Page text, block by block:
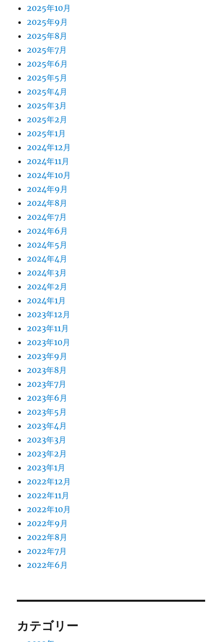
2025年10月
2025年9月
2025年8月
2025年7月
2025年6月
2025年5月
2025年4月
2025年3月
2025年2月
2025年1月
2024年12月
2024年11月
2024年10月
2024年9月
2024年8月
2024年7月
2024年6月
2024年5月
2024年4月
2024年3月
2024年2月
2024年1月
2023年12月
2023年11月
2023年10月
2023年9月
2023年8月
2023年7月
2023年6月
2023年5月
2023年4月
2023年3月
2023年2月
2023年1月
2022年12月
2022年11月
2022年10月
2022年9月
2022年8月
2022年7月
2022年6月
カテゴリー